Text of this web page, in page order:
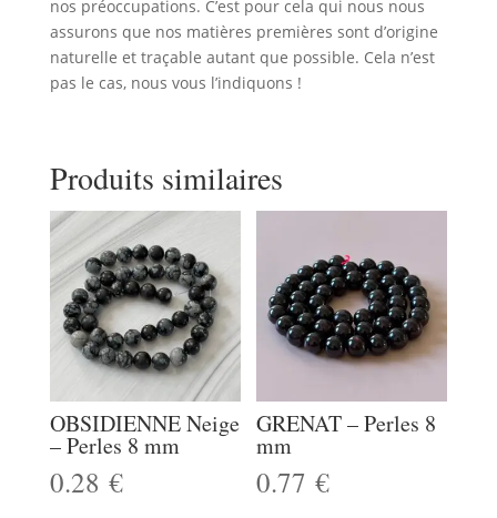
nos préoccupations. C’est pour cela qui nous nous
assurons que nos matières premières sont d’origine
naturelle et traçable autant que possible. Cela n’est
pas le cas, nous vous l’indiquons !
Produits similaires
OBSIDIENNE Neige
– Perles 8 mm
0.28 €
GRENAT – Perles 8
mm
0.77€